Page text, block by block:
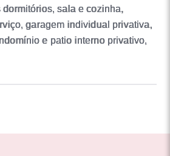
sala e cozinha,
garagem individual privativa,
e patio interno privativo,